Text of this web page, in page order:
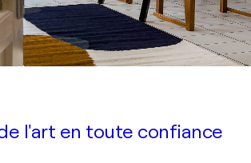
l'art en toute confiance